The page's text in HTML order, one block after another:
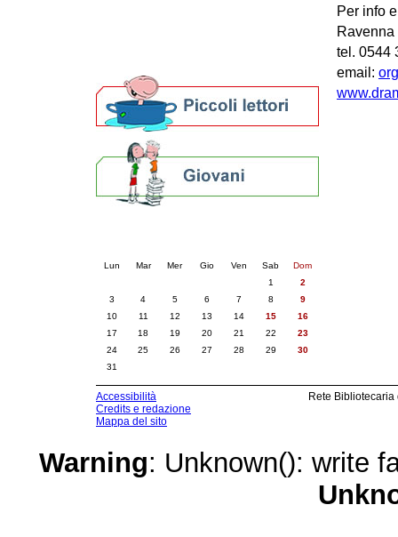
Per info
Ravenna
tel. 0544
email:
Lun Mar Mer Gio Ven Sab
Dom
1
2
3
4 5 6 7 8
9
10
11 12 13 14 15
16
17
18 19 20 21 22
23
24
25 26 27 28 29
30
31
Accessibilità
Credits e redazione
Mappa del sito
Rete
Warning: Unknown(): write